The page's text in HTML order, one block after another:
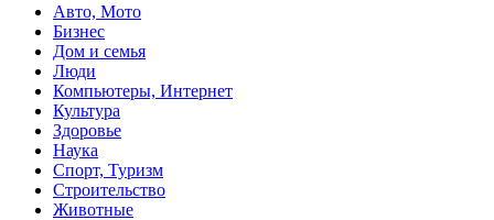
Авто, Мото
Бизнес
Дом и семья
Люди
Компьютеры, Интернет
Культура
Здоровье
Наука
Спорт, Туризм
Строительство
Животные